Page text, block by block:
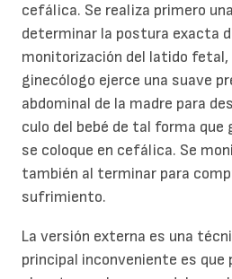
cefálica. Se realiza primero
determinar la postura exacta
monitorización del latido fetal,
ginecólogo ejerce una suave
abdominal de la madre para
culo del bebé de tal forma
se coloque en cefálica. Se
también al terminar para
sufrimiento.
La versión externa es una
principal inconveniente es que